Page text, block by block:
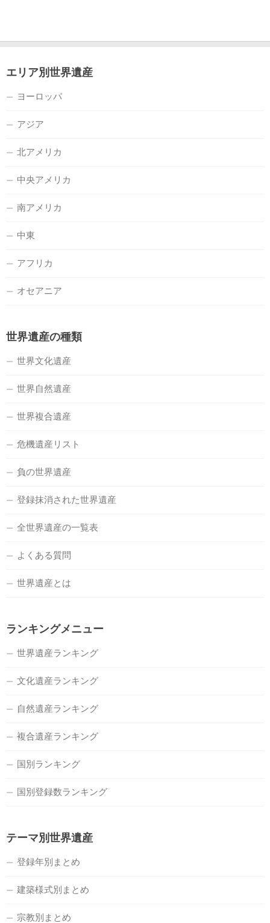
エリア別世界遺産
ヨーロッパ
アジア
北アメリカ
中央アメリカ
南アメリカ
中東
アフリカ
オセアニア
世界遺産の種類
世界文化遺産
世界自然遺産
世界複合遺産
危機遺産リスト
負の世界遺産
登録抹消された世界遺産
全世界遺産の一覧表
よくある質問
世界遺産とは
ランキングメニュー
世界遺産ランキング
文化遺産ランキング
自然遺産ランキング
複合遺産ランキング
国別ランキング
国別登録数ランキング
テーマ別世界遺産
登録年別まとめ
建築様式別まとめ
宗教別まとめ